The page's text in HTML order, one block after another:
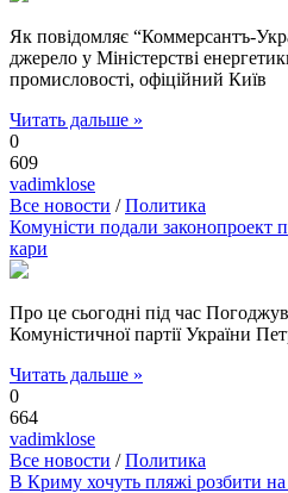
Як повідомляє “Коммерсантъ-
джерело у Міністерстві
промисловості, офіційний Київ
Читать дальше »
0
609
vadimklose
Все новости /Политика
Комуністи подали законопроект
кари
Про це сьогодні під час
Комуністичної партії України
Читать дальше »
0
664
vadimklose
Все новости /Политика
В Криму хочуть пляжі розбити на